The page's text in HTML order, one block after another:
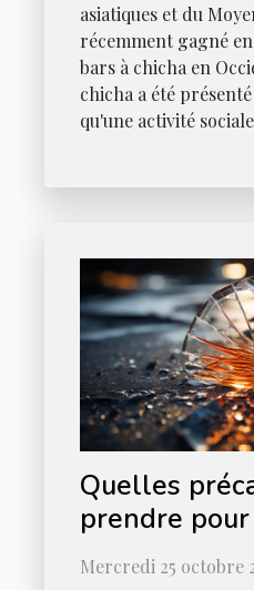
asiatiques et du
récemment gagné
bars à chicha en
chicha a été
qu'une activité
Quelles
prendre
vitre ?
Mercredi 25 octobre